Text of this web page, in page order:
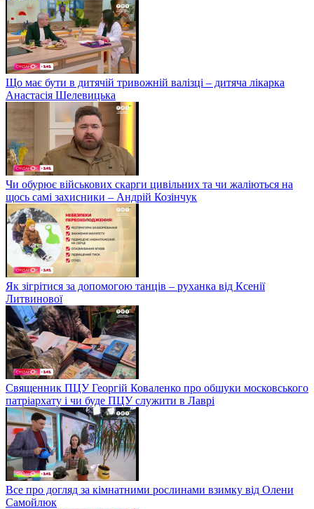
Що має бути в дитячій тривожній валізці – дитяча лікарка
Анастасія Шелевицька
Чи обурює військових скарги цивільних та чи жаліються на
щось самі захисники – Андрій Козінчук
Як зігрітися за допомогою танців – руханка від Ксенії
Литвинової
Священник ПЦУ Георгій Коваленко про обшуки московського
патріархату і чи буде ПЦУ служити в Лаврі
Все про догляд за кімнатними рослинами взимку від Олени
Самойлюк